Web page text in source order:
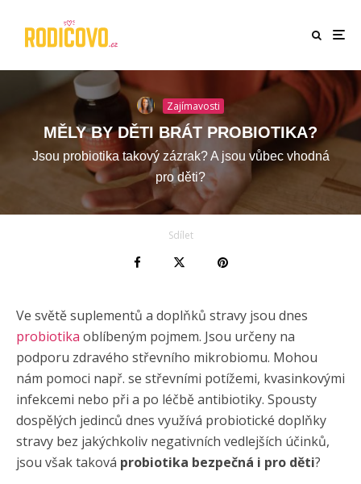
Zajímavosti
MĚLY BY DĚTI BRÁT PROBIOTIKA?
Jsou probiotika takový zázrak? A jsou vůbec vhodná
pro děti?
Sdílet
Ve světě suplementů a doplňků stravy jsou dnes
probiotika oblíbeným pojmem. Jsou určeny na
podporu zdravého střevního mikrobiomu. Mohou
nám pomoci např. se střevními potížemi, kvasinkovými
infekcemi nebo při a po léčbě antibiotiky. Spousty
dospělých jedinců dnes využívá probiotické doplňky
stravy bez jakýchkoliv negativních vedlejších účinků,
jsou však taková probiotika bezpečná i pro děti?